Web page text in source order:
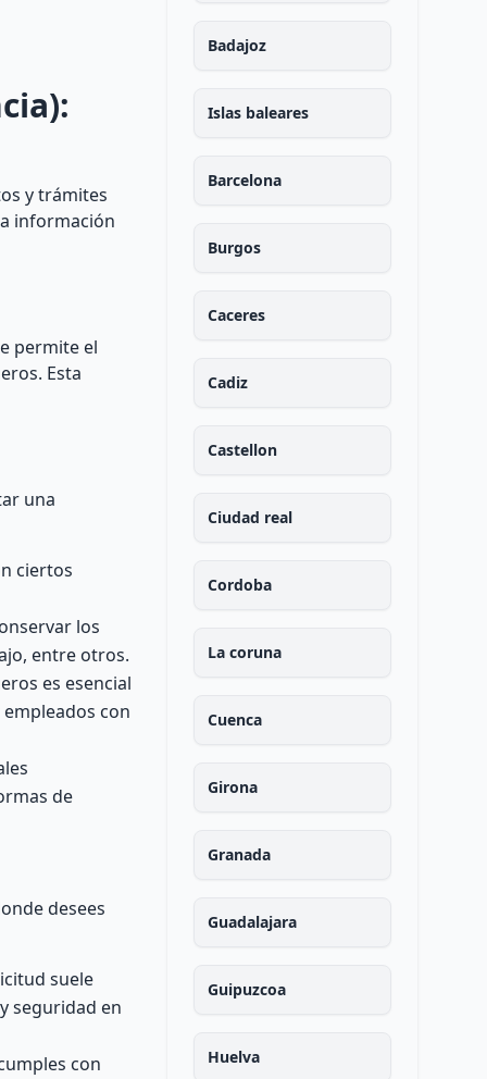
y trámites
información
permite el
Esta
una
ciertos
los
entre otros.
es esencial
con
de
desees
suele
seguridad en
con
Badajoz
Islas baleares
Barcelona
Burgos
Caceres
Cadiz
Castellon
Ciudad real
Cordoba
La coruna
Cuenca
Girona
Granada
Guadalajara
Guipuzcoa
Huelva